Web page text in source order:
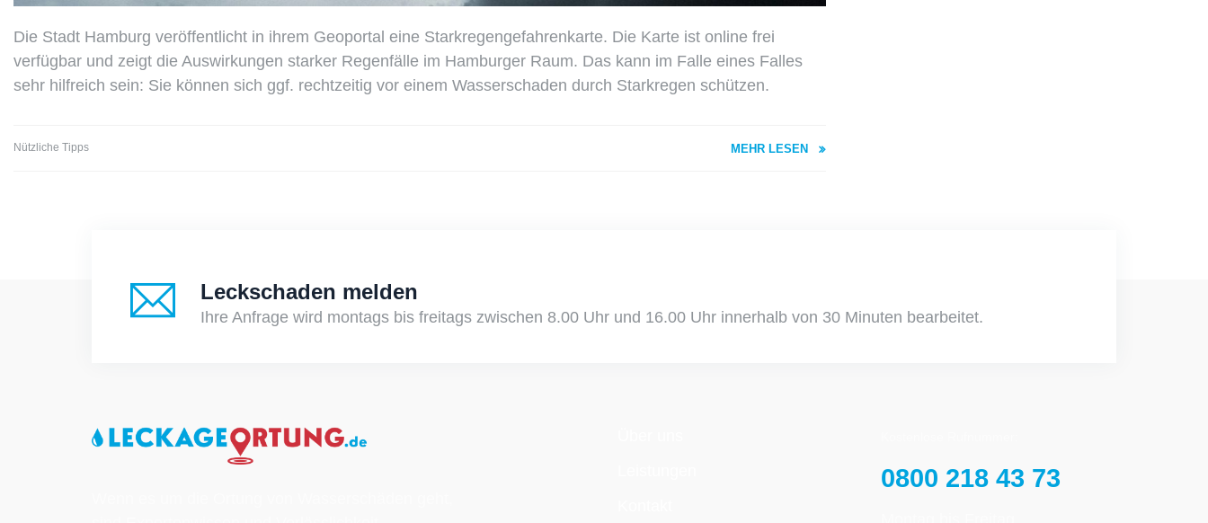
Die Stadt Hamburg veröffentlicht in ihrem Geoportal eine Starkregengefahrenkarte. Die Karte ist online frei
verfügbar und zeigt die Auswirkungen starker Regenfälle im Hamburger Raum. Das kann im Falle eines Falles
sehr hilfreich sein: Sie können sich ggf. rechtzeitig vor einem Wasserschaden durch Starkregen schützen.
Nützliche Tipps MEHR LESEN
Leckschaden melden
Ihre Anfrage wird montags bis freitags zwischen 8.00 Uhr und 16.00 Uhr innerhalb von 30 Minuten bearbeitet.
0800 218 43 73